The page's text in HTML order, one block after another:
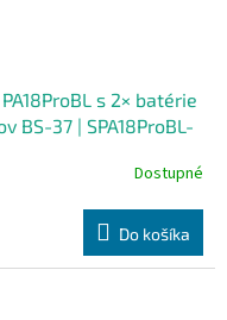
s 2× batérie
BS-37 | SPA18ProBL-
Dostupné
Do košíka